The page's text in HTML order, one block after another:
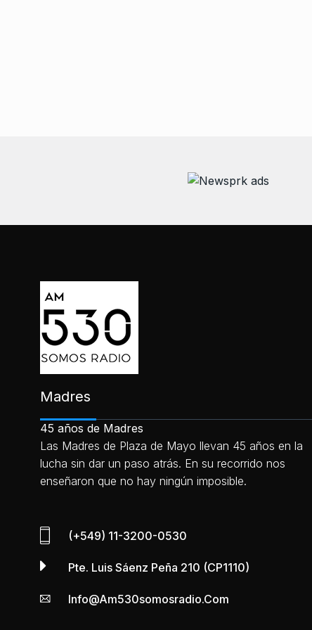
Madres
45 años de Madres
Las Madres de Plaza de Mayo llevan 45 años en la
lucha sin dar un paso atrás. En su recorrido nos
enseñaron que no hay ningún imposible.
(+549) 11-3200-0530
Pte. Luis Sáenz Peña 210 (CP1110)
Info@am530somosradio.com